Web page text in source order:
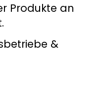
Produkte an
&